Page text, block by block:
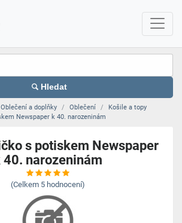
Hledat
Oblečení a doplňky Oblečení
Košile a topy
Newspaper k 40. narozeninám
s potiskem Newspaper
40. narozeninám
(Celkem 5 hodnocení)